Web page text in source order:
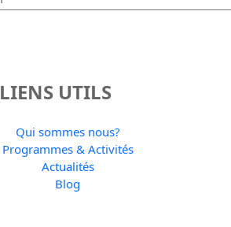
LIENS UTILS
Qui sommes nous?
Programmes & Activités
Actualités
Blog